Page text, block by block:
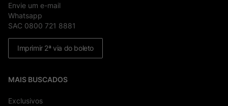
Envie um e-mail
Whatsapp
SAC 0800 721 8881
Imprimir 2ª via do boleto
MAIS BUSCADOS
Exclusivos